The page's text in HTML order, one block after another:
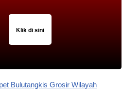
Klik di sini
Bulutangkis Grosir Wilayah